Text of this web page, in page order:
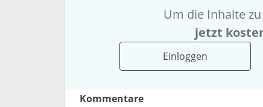
Um die Inhalte
jetzt
Einloggen
Kommentare